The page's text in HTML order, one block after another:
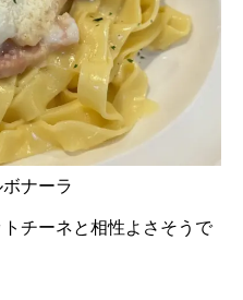
ナーラ
チーネと相性よさそうで